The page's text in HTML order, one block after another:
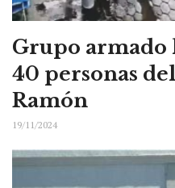
Grupo armado
40 personas
Ramón
19/11/2024